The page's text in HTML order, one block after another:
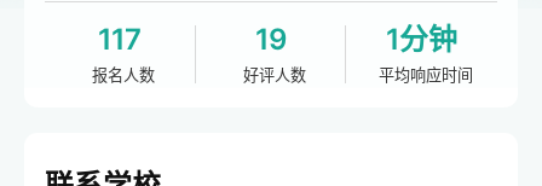
117
报名人数
19
好评人数
1分钟
平均响应时间